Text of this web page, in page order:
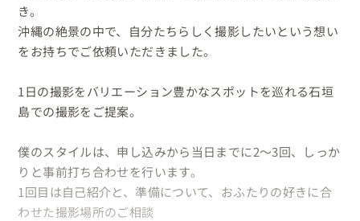
き。
沖縄の絶景の中で、自分たちらしく撮影したいという想い
をお持ちでご依頼いただきました。
1日の撮影をバリエーション豊かなスポットを巡れる石垣
島での撮影をご提案。
僕のスタイルは、申し込みから当日までに2〜3回、しっか
りと事前打ち合わせを行います。
1回目は自己紹介と、準備について、おふたりの好きに合
わせた撮影場所のご相談